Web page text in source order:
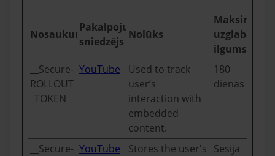
Nosaukums
Pakalpojumu
sniedzējs
Nolūks
ilgums
__Secure-
ROLLOUT
_TOKEN
YouTube
Used to track
user’s
interaction with
embedded
content.
180
dienas
__Secure- YouTube
Stores the user's Sesija